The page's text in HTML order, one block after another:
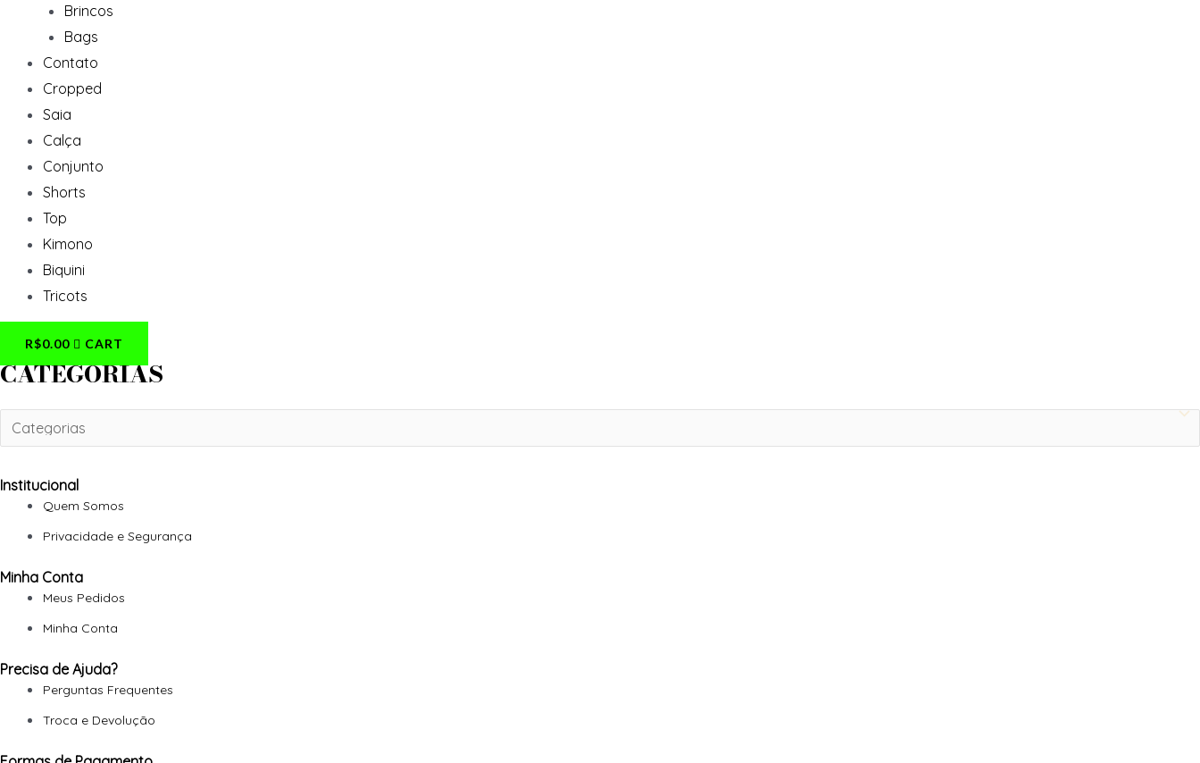
Brincos
Bags
Contato
Cropped
Saia
Calça
Conjunto
Shorts
Top
Kimono
Biquini
Tricots
R$0.00 CART
CATEGORIAS
Institucional
Quem Somos
Privacidade e Segurança
Minha Conta
Meus Pedidos
Minha Conta
Precisa de Ajuda?
Perguntas Frequentes
Troca e Devolução